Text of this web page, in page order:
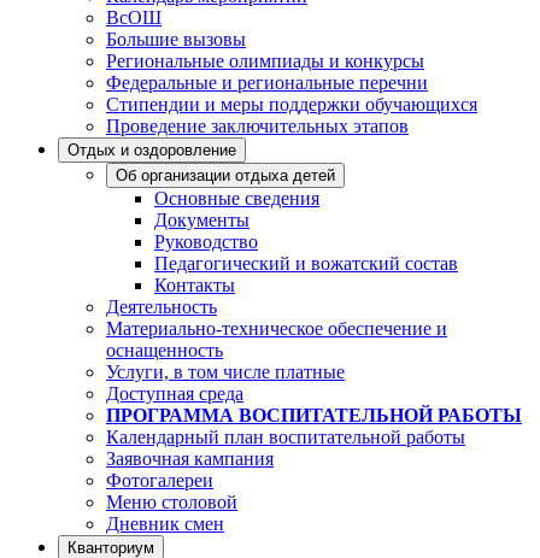
ВсОШ
Большие вызовы
Региональные олимпиады и конкурсы
Федеральные и региональные перечни
Стипендии и меры поддержки обучающихся
Проведение заключительных этапов
Отдых и оздоровление
Об организации отдыха детей
Основные сведения
Документы
Руководство
Педагогический и вожатский состав
Контакты
Деятельность
Материально-техническое обеспечение и
оснащенность
Услуги, в том числе платные
Доступная среда
ПРОГРАММА ВОСПИТАТЕЛЬНОЙ РАБОТЫ
Календарный план воспитательной работы
Заявочная кампания
Фотогалереи
Меню столовой
Дневник смен
Кванториум